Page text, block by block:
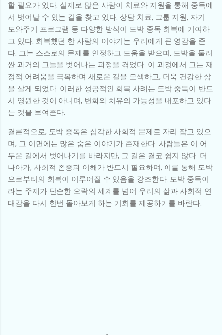
할 필요가 있다. 실제로 많은 사람이 치료와 지원을 통해 중독에
서 벗어날 수 있는 길을 찾고 있다. 상담 치료, 그룹 지원, 자기
도와주기 프로그램 등 다양한 방식이 도박 중독 회복에 기여하
고 있다. 회복했던 한 사람의 이야기는 우리에게 큰 영감을 준
다. 그는 스스로의 문제를 인정하고 도움을 받으며, 도박을 둘러
싼 과거의 그늘을 벗어나는 과정을 겪었다. 이 과정에서 그는 재
정적 어려움을 극복하며 새로운 길을 모색하고, 더욱 건강한 삶
을 살게 되었다. 이러한 성공적인 회복 사례는 도박 중독이 반드
시 영원한 것이 아니며, 변화와 치유의 가능성을 내포하고 있다
는 것을 보여준다.
결론적으로, 도박 중독은 심각한 사회적 문제로 자리 잡고 있으
며, 그 이면에는 많은 숨은 이야기가 존재한다. 사람들은 이 어
두운 길에서 벗어나기를 바라지만, 그 길은 결코 쉽지 않다. 더
나아가, 사회적 존중과 이해가 반드시 필요하며, 이를 통해 도박
으로부터의 회복이 이루어질 수 있음을 강조한다. 도박 중독이
라는 주제가 단순한 오락의 세계를 넘어 우리의 삶과 사회적 연
대감을 다시 한번 돌아보게 하는 기회를 제공하기를 바란다.